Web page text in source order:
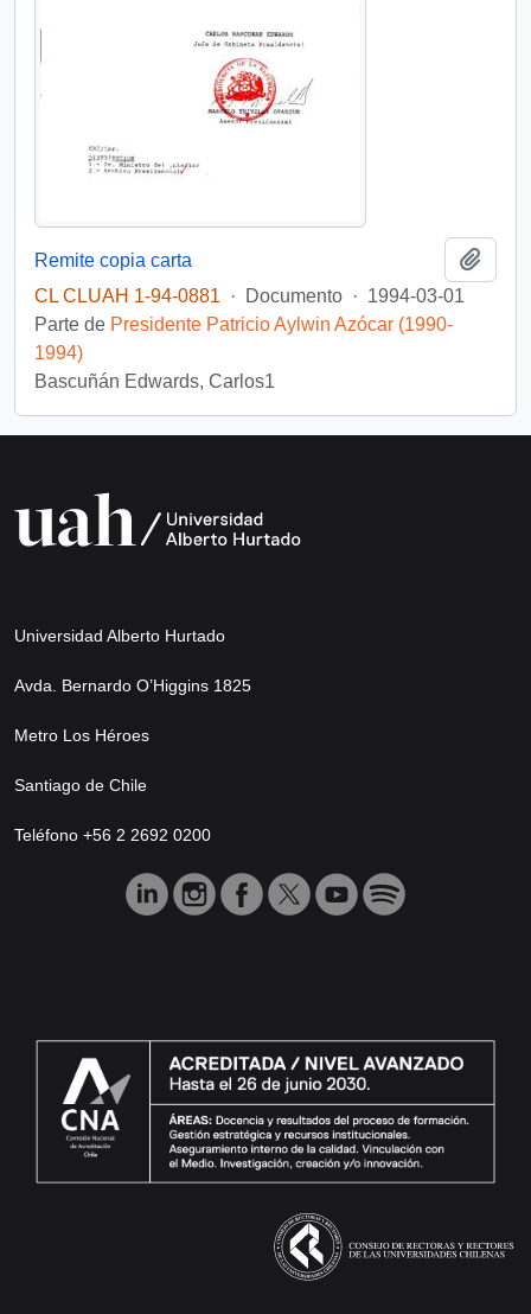
Remite copia carta
CL CLUAH 1-94-0881
· Documento · 1994-03-01
Parte de Presidente Patricio Aylwin Azócar (1990-
1994)
Bascuñán Edwards, Carlos1
Universidad Alberto Hurtado
Avda. Bernardo O’Higgins 1825
Metro Los Héroes
Santiago de Chile
Teléfono +56 2 2692 0200